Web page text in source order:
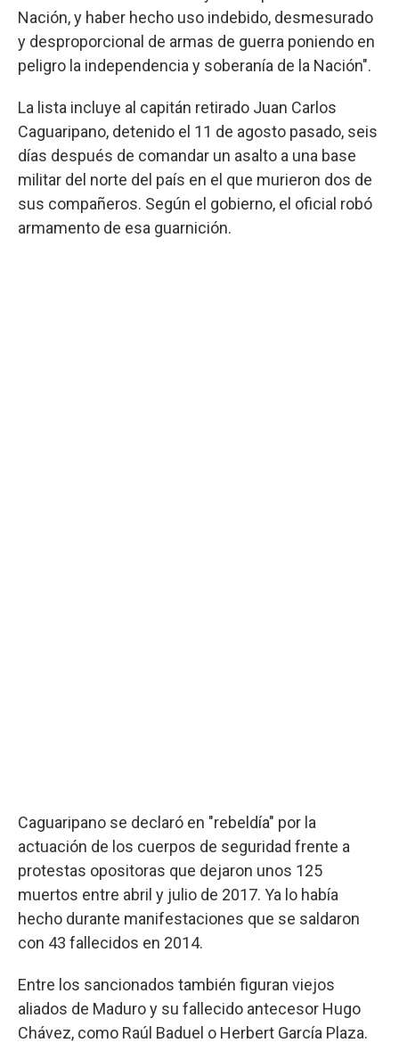
Nación, y haber hecho uso indebido, desmesurado
y desproporcional de armas de guerra poniendo en
peligro la independencia y soberanía de la Nación".
La lista incluye al capitán retirado Juan Carlos
Caguaripano, detenido el 11 de agosto pasado, seis
días después de comandar un asalto a una base
militar del norte del país en el que murieron dos de
sus compañeros. Según el gobierno, el oficial robó
armamento de esa guarnición.
Caguaripano se declaró en "rebeldía" por la
actuación de los cuerpos de seguridad frente a
protestas opositoras que dejaron unos 125
muertos entre abril y julio de 2017. Ya lo había
hecho durante manifestaciones que se saldaron
con 43 fallecidos en 2014.
Entre los sancionados también figuran viejos
aliados de Maduro y su fallecido antecesor Hugo
Chávez, como Raúl Baduel o Herbert García Plaza.